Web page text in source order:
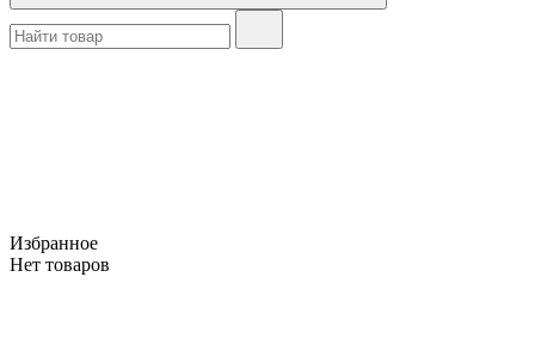
Избранное
Нет товаров